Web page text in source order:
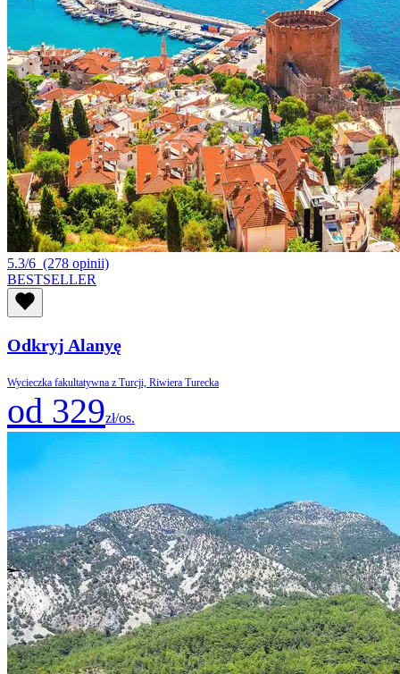
5.3/6 (278 opinii)
BESTSELLER
Odkryj Alanyę
Wycieczka fakultatywna z Turcji, Riwiera Turecka
od 329zł/os.